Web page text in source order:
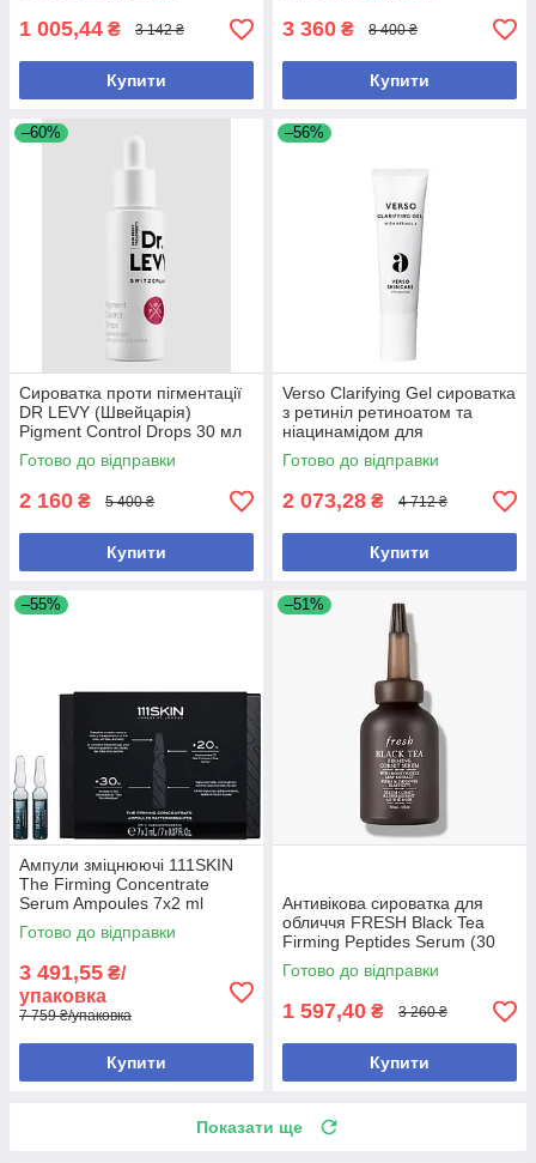
1 005,44 ₴ 3 142 ₴
Купити
3 360 ₴ 8 400 ₴
Купити
–60%
Сироватка проти пігментації
DR LEVY (Швейцарія)
Pigment Control Drops 30 мл
(без коробки, з набору)
Готово до відправки
2 160 ₴ 5 400 ₴
Купити
–56%
Verso Clarifying Gel сироватка
з ретиніл ретиноатом та
ніацинамідом для
проблемної шкіри, 30 мл (без
коробки, з набору)
Готово до відправки
2 073,28 ₴ 4 712 ₴
Купити
–55%
Ампули зміцнюючі 111SKIN
The Firming Concentrate
Serum Ampoules 7x2 ml
Готово до відправки
3 491,55 ₴/
упаковка
7 759 ₴/упаковка
Купити
–51%
Антивікова сироватка для
обличчя FRESH Black Tea
Firming Peptides Serum (30
мл)
Готово до відправки
1 597,40 ₴ 3 260 ₴
Купити
Показати ще